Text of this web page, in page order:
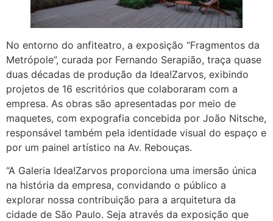
No entorno do anfiteatro, a exposição “Fragmentos da
Metrópole”, curada por Fernando Serapião, traça quase
duas décadas de produção da Idea!Zarvos, exibindo
projetos de 16 escritórios que colaboraram com a
empresa. As obras são apresentadas por meio de
maquetes, com expografia concebida por João Nitsche,
responsável também pela identidade visual do espaço e
por um painel artístico na Av. Rebouças.
“A Galeria Idea!Zarvos proporciona uma imersão única
na história da empresa, convidando o público a
explorar nossa contribuição para a arquitetura da
cidade de São Paulo. Seja através da exposição que